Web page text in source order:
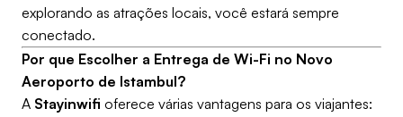
explorando as atrações locais, você estará sempre
conectado.
Por que Escolher a Entrega de Wi-Fi no Novo
Aeroporto de Istambul?
A Stayinwifi oferece várias vantagens para os viajantes: